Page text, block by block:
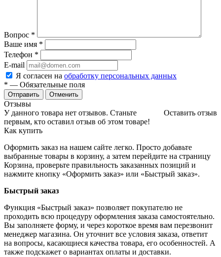
Вопрос *
Ваше имя *
Телефон *
E-mail
Я согласен на обработку персональных данных
* — Обязательные поля
Отменить
Отзывы
Оставить отзыв
У данного товара нет отзывов. Станьте
первым, кто оставил отзыв об этом товаре!
Как купить
Оформить заказ на нашем сайте легко. Просто добавьте
выбранные товары в корзину, а затем перейдите на страницу
Корзина, проверьте правильность заказанных позиций и
нажмите кнопку «Оформить заказ» или «Быстрый заказ».
Быстрый заказ
Функция «Быстрый заказ» позволяет покупателю не
проходить всю процедуру оформления заказа самостоятельно.
Вы заполняете форму, и через короткое время вам перезвонит
менеджер магазина. Он уточнит все условия заказа, ответит
на вопросы, касающиеся качества товара, его особенностей. А
также подскажет о вариантах оплаты и доставки.